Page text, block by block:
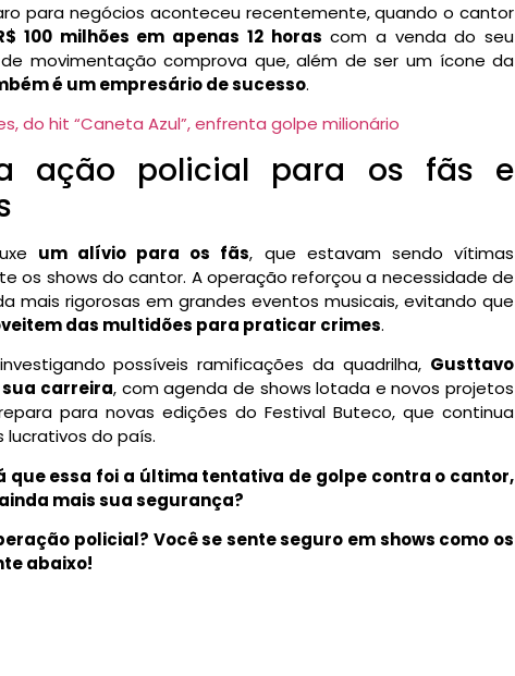
para negócios aconteceu recentemente, quando o cantor
100 milhões em apenas 12 horas com a venda do seu
movimentação comprova que, além de ser um ícone da
é um empresário de sucesso.
do hit “Caneta Azul”, enfrenta golpe milionário
ação policial para os fãs e
um alívio para os fãs, que estavam sendo vítimas
os shows do cantor. A operação reforçou a necessidade de
mais rigorosas em grandes eventos musicais, evitando que
das multidões para praticar crimes.
possíveis ramificações da quadrilha, Gusttavo
carreira, com agenda de shows lotada e novos projetos
para novas edições do Festival Buteco, que continua
do país.
que essa foi a última tentativa de golpe contra o cantor,
mais sua segurança?
policial? Você se sente seguro em shows como os
abaixo!